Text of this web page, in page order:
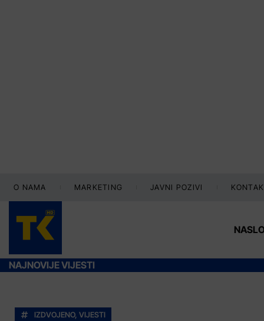
O NAMA MARKETING JAVNI POZIVI
NAJNOVIJE VIJESTI
IZDVOJENO, VIJESTI